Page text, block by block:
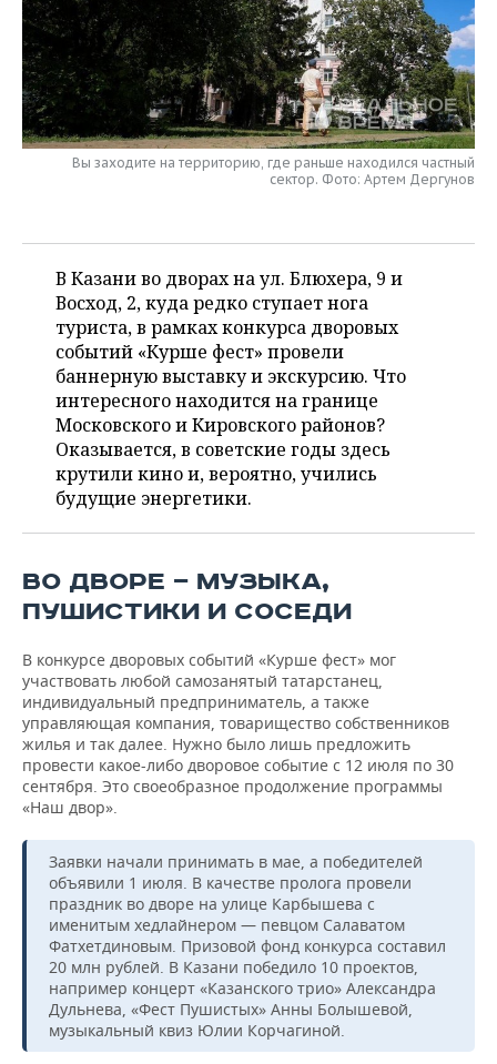
НЕФТЕХИМИЯ
НЕФТЬ
ОПК
ЭНЕРГЕТИКА
РОЗНИЧНАЯ ТОРГОВЛЯ
ТРАНСПОРТ
УСЛУГИ
НОВОСТИ ТЕХНОЛОГИЙ
IT
МЕДИА
МЕРОПРИЯТИЯ
НОВОСТИ МЕРОПРИЯТИЙ
ВЫЕЗДНАЯ РЕДАКЦИЯ
ONLINE-КОНФЕРЕНЦИИ
ОТКРЫТАЯ ЛЕКЦИЯ
СПОРТ
НОВОСТИ СПОРТА
ХОККЕЙ
БАСКЕТБОЛ
ВОЛЕЙБОЛ
КИБЕРСПОРТ
ФИГУРНОЕ КАТАНИЕ
ВОДНЫЕ ВИДЫ СПОРТА
ОБЩЕСТВО
ВЛАСТЬ
ИНФРАСТРУКТУРА
ИСТОРИЯ
КУЛЬТУРА
МЕДИЦИНА
ОБРАЗОВАНИЕ
СЮЖЕТЫ
СПРАВОЧНИК
СПИСОК ПЕРСОН
СПИСОК КОМПАНИЙ
ПОЛНАЯ ВЕРСИЯ
Вы заходите на территорию, где раньше находился частный
сектор. Фото: Артем Дергунов
В Казани во дворах на ул. Блюхера, 9 и
Восход, 2, куда редко ступает нога
туриста, в рамках конкурса дворовых
событий «Курше фест» провели
баннерную выставку и экскурсию. Что
интересного находится на границе
Московского и Кировского районов?
Оказывается, в советские годы здесь
крутили кино и, вероятно, учились
будущие энергетики.
ВО ДВОРЕ — МУЗЫКА,
ПУШИСТИКИ И СОСЕДИ
В конкурсе дворовых событий «Курше фест» мог
участвовать любой самозанятый татарстанец,
индивидуальный предприниматель, а также
управляющая компания, товарищество собственников
жилья и так далее. Нужно было лишь предложить
провести какое-либо дворовое событие с 12 июля по 30
сентября. Это своеобразное продолжение программы
«Наш двор».
Заявки начали принимать в мае, а победителей
объявили 1 июля. В качестве пролога провели
праздник во дворе на улице Карбышева с
именитым хедлайнером — певцом Салаватом
Фатхетдиновым. Призовой фонд конкурса составил
20 млн рублей. В Казани победило 10 проектов,
например концерт «Казанского трио» Александра
Дульнева, «Фест Пушистых» Анны Болышевой,
музыкальный квиз Юлии Корчагиной.